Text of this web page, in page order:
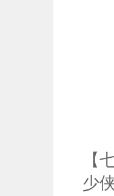
【
少